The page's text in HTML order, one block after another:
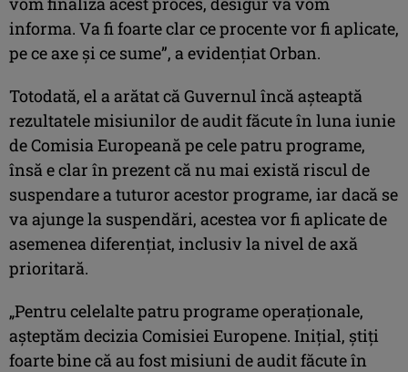
informa. Va fi foarte clar ce procente vor fi aplicate,
pe ce axe şi ce sume”, a evidenţiat Orban.
Totodată, el a arătat că Guvernul încă aşteaptă
rezultatele misiunilor de audit făcute în luna iunie
de Comisia Europeană pe cele patru programe,
însă e clar în prezent că nu mai există riscul de
suspendare a tuturor acestor programe, iar dacă se
va ajunge la suspendări, acestea vor fi aplicate de
asemenea diferenţiat, inclusiv la nivel de axă
prioritară.
„Pentru celelalte patru programe operaţionale,
aşteptăm decizia Comisiei Europene. Iniţial, ştiţi
foarte bine că au fost misiuni de audit făcute în